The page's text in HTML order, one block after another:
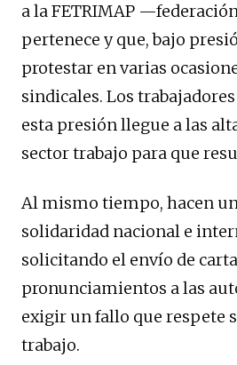
a la FETRIMAP
pertenece y que, bajo
protestar en varias
sindicales. Los
esta presión llegue a las
sector trabajo para que
Al mismo tiempo, hacen
solidaridad nacional e
solicitando el envío de
pronunciamientos a las
exigir un fallo que respete
trabajo.